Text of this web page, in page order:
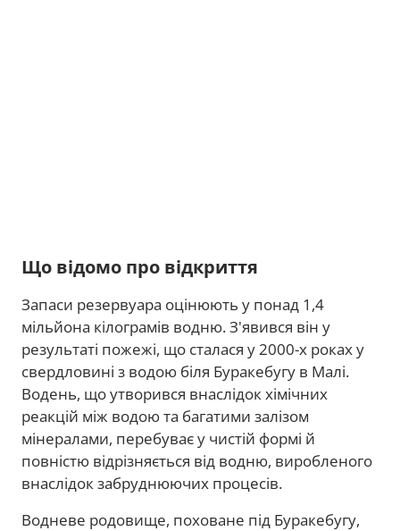
Що відомо про відкриття
Запаси резервуара оцінюють у понад 1,4
мільйона кілограмів водню. З'явився він у
результаті пожежі, що сталася у 2000-х роках у
свердловині з водою біля Буракебугу в Малі.
Водень, що утворився внаслідок хімічних
реакцій між водою та багатими залізом
мінералами, перебуває у чистій формі й
повністю відрізняється від водню, виробленого
внаслідок забруднюючих процесів.
Водневе родовище, поховане під Буракебугу,